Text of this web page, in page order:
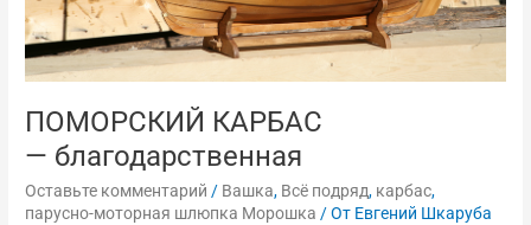
ПОМОРСКИЙ КАРБАС
— благодарственная
Оставьте комментарий / Вашка, Всё подряд, карбас,
парусно-моторная шлюпка Морошка / От Евгений Шкаруба